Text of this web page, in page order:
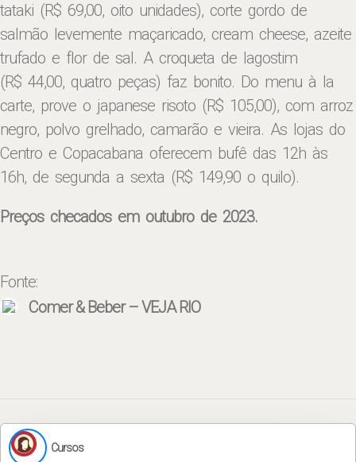
tataki (R$ 69,00, oito unidades), corte gordo de
salmão levemente maçaricado, cream cheese, azeite
trufado e flor de sal. A croqueta de lagostim
(R$ 44,00, quatro peças) faz bonito. Do menu à la
carte, prove o japanese risoto (R$ 105,00), com arroz
negro, polvo grelhado, camarão e vieira. As lojas do
Centro e Copacabana oferecem bufê das 12h às
16h, de segunda a sexta (R$ 149,90 o quilo).
Preços checados em outubro de 2023.
Fonte:
Comer & Beber – VEJA RIO
Cursos